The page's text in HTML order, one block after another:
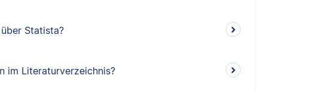
Statista?
im Literaturverzeichnis?